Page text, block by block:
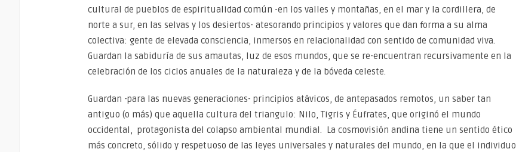
cultural de pueblos de espiritualidad común -en los valles y montañas, en el mar y la cordillera, de
norte a sur, en las selvas y los desiertos- atesorando principios y valores que dan forma a su alma
colectiva: gente de elevada consciencia, inmersos en relacionalidad con sentido de comunidad viva.
Guardan la sabiduría de sus amautas, luz de esos mundos, que se re-encuentran recursivamente en la
celebración de los ciclos anuales de la naturaleza y de la bóveda celeste.
Guardan -para las nuevas generaciones- principios atávicos, de antepasados remotos, un saber tan
antiguo (o más) que aquella cultura del triangulo: Nilo, Tigris y Éufrates, que originó el mundo
occidental, protagonista del colapso ambiental mundial. La cosmovisión andina tiene un sentido ético
más concreto, sólido y respetuoso de las leyes universales y naturales del mundo, en la que el individuo